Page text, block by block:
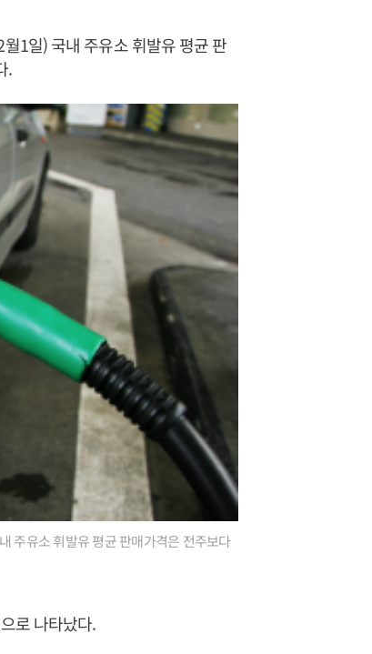
1일) 국내 주유소 휘발유 평균 판
.
주유소 휘발유 평균 판매가격은 전주보다
로 나타났다.